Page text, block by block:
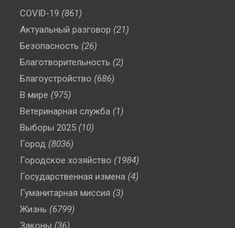
COVID-19 (861)
Актуальный разговор (21)
Безопасность (26)
Благотворительность (2)
Благоустройство (686)
В мире (975)
Ветеринарная служба (1)
Выборы 2025 (10)
Город (8036)
Городское хозяйство (1984)
Государственная измена (4)
Гуманитарная миссия (3)
Жизнь (6799)
Законы (36)